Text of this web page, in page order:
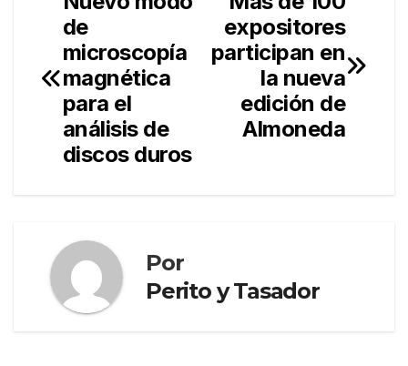
Navegación
de
entradas
expositores
participan en
la nueva
edición de
Almoneda
de
microscopía
magnética
para el
análisis de
discos duros
Por
Perito y Tasador